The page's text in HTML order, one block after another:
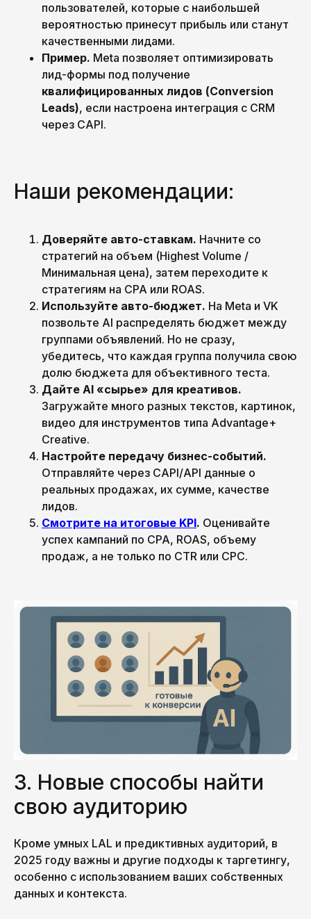
пользователей, которые с наибольшей
вероятностью принесут прибыль или станут
качественными лидами.
Пример. Meta позволяет оптимизировать
лид-формы под получение
квалифицированных лидов (Conversion
Leads), если настроена интеграция с CRM
через CAPI.
Наши рекомендации:
Доверяйте авто-ставкам. Начните со
стратегий на объем (Highest Volume /
Минимальная цена), затем переходите к
стратегиям на CPA или ROAS.
Используйте авто-бюджет. На Meta и VK
позвольте AI распределять бюджет между
группами объявлений. Но не сразу,
убедитесь, что каждая группа получила свою
долю бюджета для объективного теста.
Дайте AI «сырье» для креативов.
Загружайте много разных текстов, картинок,
видео для инструментов типа Advantage+
Creative.
Настройте передачу бизнес-событий.
Отправляйте через CAPI/API данные о
реальных продажах, их сумме, качестве
лидов.
Смотрите на итоговые KPI. Оценивайте
успех кампаний по CPA, ROAS, объему
продаж, а не только по CTR или CPC.
3. Новые способы найти
свою аудиторию
Кроме умных LAL и предиктивных аудиторий, в
2025 году важны и другие подходы к таргетингу,
особенно с использованием ваших собственных
данных и контекста.